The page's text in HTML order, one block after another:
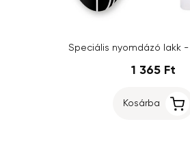
Speciális nyomdázó lakk -
1 365 Ft
Kosárba